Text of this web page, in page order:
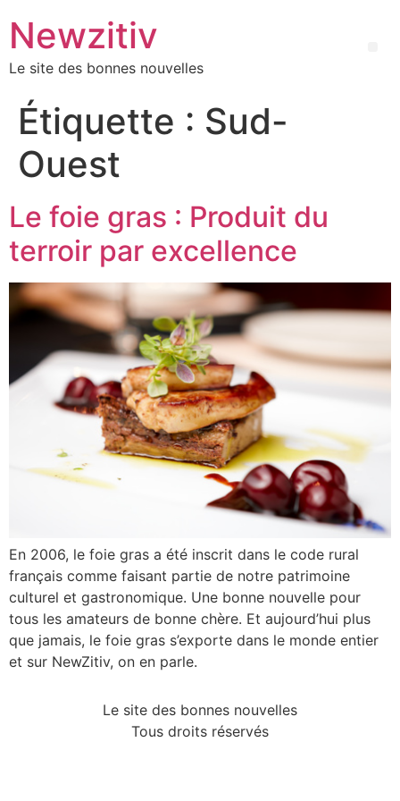
Newzitiv
Le site des bonnes nouvelles
Étiquette : Sud-
Ouest
Le foie gras : Produit du
terroir par excellence
En 2006, le foie gras a été inscrit dans le code rural
français comme faisant partie de notre patrimoine
culturel et gastronomique. Une bonne nouvelle pour
tous les amateurs de bonne chère. Et aujourd’hui plus
que jamais, le foie gras s’exporte dans le monde entier
et sur NewZitiv, on en parle.
Le site des bonnes nouvelles
Tous droits réservés